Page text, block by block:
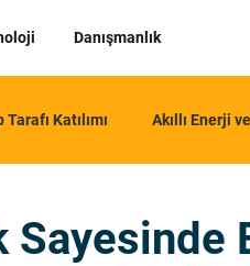
Danışmanlık
Tarafı Katılımı Akıllı Enerji
Sayesinde